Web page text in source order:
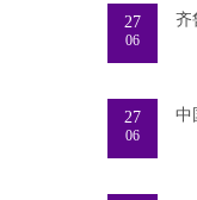
27
06
27
06